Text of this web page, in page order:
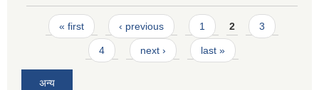
Pages
« first ‹ previous 1 2 3
4 next › last »
अन्य